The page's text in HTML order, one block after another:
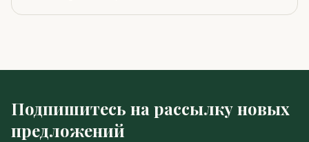
Подпишитесь на рассылку новых
предложений